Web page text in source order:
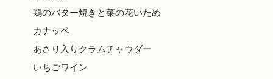
鶏のバター焼きと菜の花いため
カナッペ
あさり入りクラムチャウダー
いちごワイン